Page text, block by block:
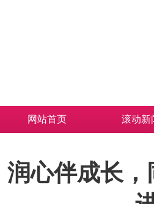
网站首页 滚动新
润心伴成长